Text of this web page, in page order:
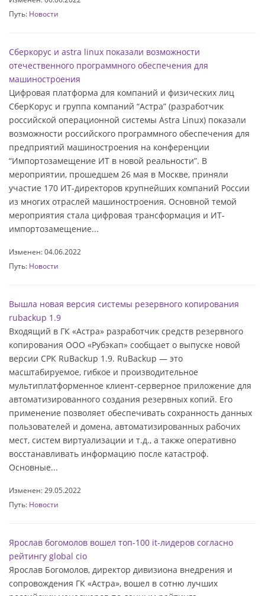
Путь: Новости
Сберкорус и astra linux показали возможности
отечественного программного обеспечения для
машиностроения
Цифровая платформа для компаний и физических лиц
СберКорус и группа компаний “Астра” (разработчик
российской операционной системы Astra Linux) показали
возможности российского программного обеспечения для
предприятий машиностроения на конференции
“Импортозамещение ИТ в новой реальности”. В
мероприятии, прошедшем 26 мая в Москве, приняли
участие 170 ИТ-директоров крупнейших компаний России
из многих отраслей машиностроения. Основной темой
мероприятия стала цифровая трансформация и ИТ-
импортозамещение...
Изменен: 04.06.2022
Путь: Новости
Вышла новая версия системы резервного копирования
rubackup 1.9
Входящий в ГК «Астра» разработчик средств резервного
копирования ООО «Рубэкап» сообщает о выпуске новой
версии СРК RuBackup 1.9. RuBackup — это
масштабируемое, гибкое и производительное
мультиплатформенное клиент-серверное приложение для
автоматизированного создания резервных копий. Его
применение позволяет обеспечивать сохранность данных
пользователей и домена, автоматизированных рабочих
мест, систем виртуализации и т.д., а также оперативно
восстанавливать информацию после катастроф.
Основные...
Изменен: 29.05.2022
Путь: Новости
Ярослав богомолов вошел топ-100 it-лидеров согласно
рейтингу global cio
Ярослав Богомолов, директор дивизиона внедрения и
сопровождения ГК «Астра», вошел в сотню лучших